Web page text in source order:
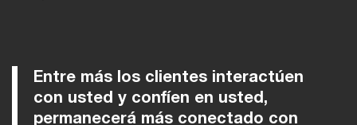
Entre más los clientes interactúen
con usted y confíen en usted,
permanecerá más conectado con